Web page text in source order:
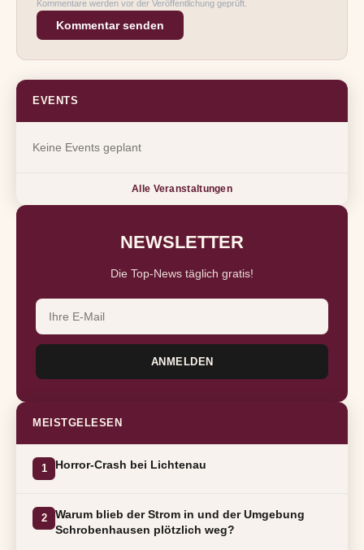
Kommentare werden vor der Veröffentlichung geprüft.
Kommentar senden
EVENTS
Keine Events geplant
Alle Veranstaltungen
NEWSLETTER
Die Top-News täglich gratis!
ANMELDEN
MEISTGELESEN
1 Horror-Crash bei Lichtenau
2
Warum blieb der Strom in und der Umgebung
Schrobenhausen plötzlich weg?